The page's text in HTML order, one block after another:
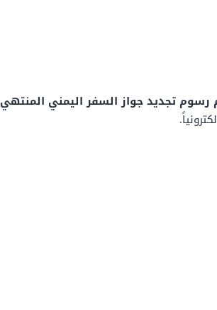
رسوم تجديد جواز السفر اليمني المنتهي 2026،